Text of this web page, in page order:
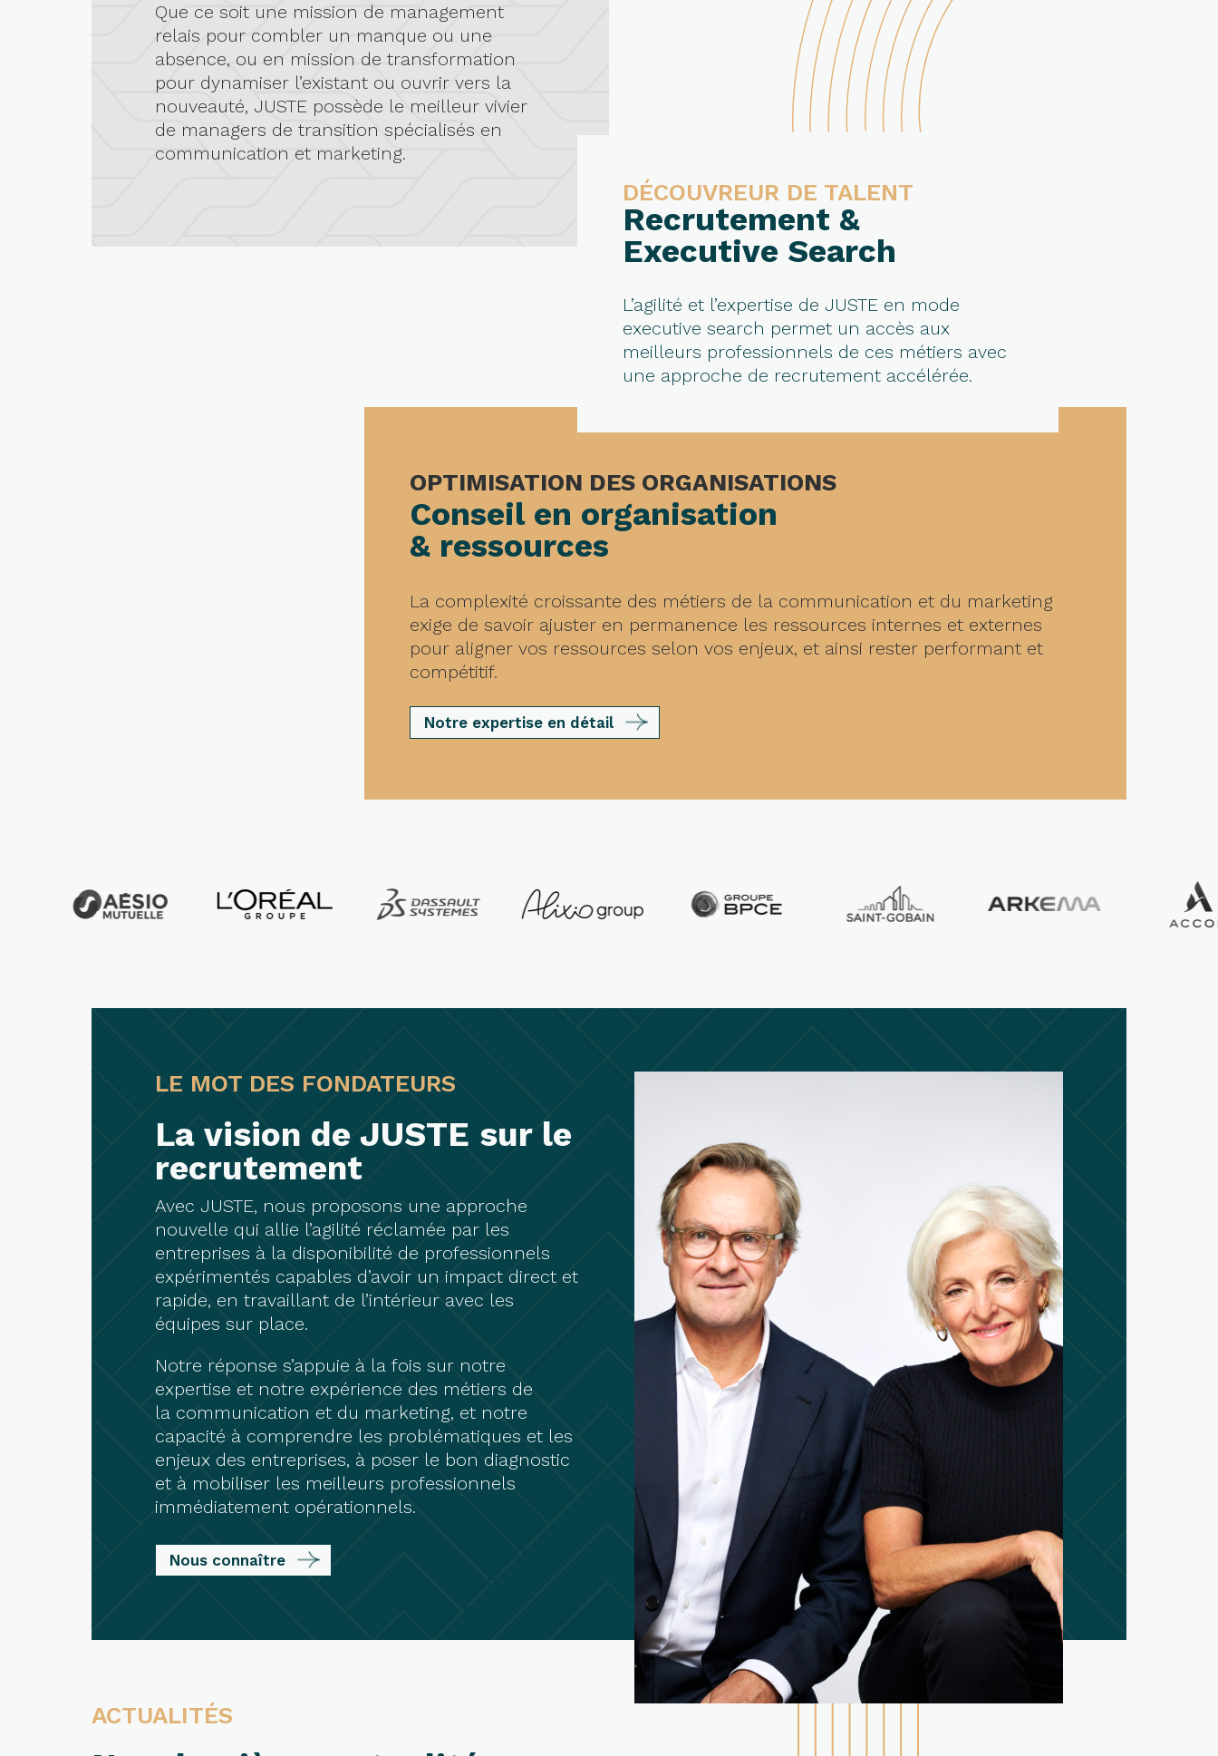
Que ce soit une mission de management
relais pour combler un manque ou une
absence, ou en mission de transformation
pour dynamiser l’existant ou ouvrir vers la
nouveauté, JUSTE possède le meilleur vivier
de managers de transition spécialisés en
communication et marketing.
Recrutement &
Executive Search
DÉCOUVREUR DE TALENT
L’agilité et l’expertise de JUSTE en mode
executive search permet un accès aux
meilleurs professionnels de ces métiers avec
une approche de recrutement accélérée.
OPTIMISATION DES ORGANISATIONS
Conseil en organisation
& ressources
La complexité croissante des métiers de la communication et du marketing
exige de savoir ajuster en permanence les ressources internes et externes
pour aligner vos ressources selon vos enjeux, et ainsi rester performant et
compétitif.
Notre expertise en détail
LE MOT DES FONDATEURS
La vision de JUSTE sur le
recrutement
Avec JUSTE, nous proposons une approche
nouvelle qui allie l’agilité réclamée par les
entreprises à la disponibilité de professionnels
expérimentés capables d’avoir un impact direct et
rapide, en travaillant de l’intérieur avec les
équipes sur place.
Notre réponse s’appuie à la fois sur notre
expertise et notre expérience des métiers de
la communication et du marketing, et notre
capacité à comprendre les problématiques et les
enjeux des entreprises, à poser le bon diagnostic
et à mobiliser les meilleurs professionnels
immédiatement opérationnels.
Nous connaître
ACTUALITÉS